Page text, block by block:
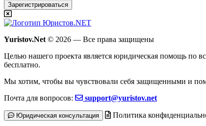
Зарегистрироваться
Yuristov.Net © 2026 — Все права защищены
Целью нашего проекта является юридическая помощь по
бесплатно.
Мы хотим, чтобы вы чувствовали себя защищенными и
Почта для вопросов:
support@yuristov.net
Юридическая консультация Политика